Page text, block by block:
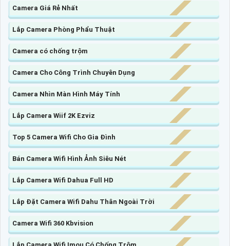
Camera Giá Rẻ Nhất
Lắp Camera Phòng Phẩu Thuật
Camera có chống trộm
Camera Cho Công Trình Chuyên Dụng
Camera Nhìn Màn Hình Máy Tính
Lắp Camera Wiif 2K Ezviz
Top 5 Camera Wifi Cho Gia Đình
Bán Camera Wifi Hình Ảnh Siêu Nét
Lắp Camera Wifi Dahua Full HD
Lắp Đặt Camera Wifi Dahu Thân Ngoài Trời
Camera Wifi 360 Kbvision